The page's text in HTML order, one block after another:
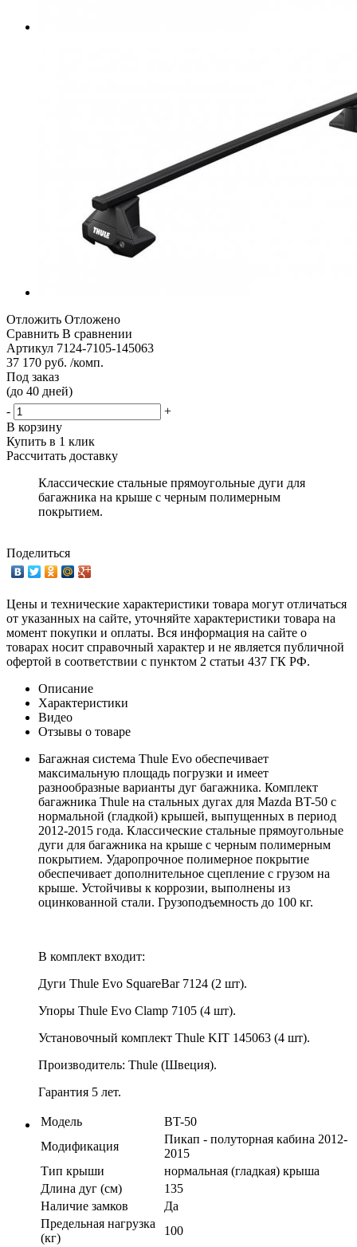
Отложить Отложено
Сравнить В сравнении
Артикул 7124-7105-145063
37 170 руб. /комп.
Под заказ
(до 40 дней)
-
+
В корзину
Купить в 1 клик
Рассчитать доставку
Классические стальные прямоугольные дуги для
багажника на крыше с черным полимерным
покрытием.
Поделиться
Цены и технические характеристики товара могут отличаться
от указанных на сайте, уточняйте характеристики товара на
момент покупки и оплаты. Вся информация на сайте о
товарах носит справочный характер и не является публичной
офертой в соответствии с пунктом 2 статьи 437 ГК РФ.
Описание
Характеристики
Видео
Отзывы о товаре
Багажная система Thule Evo обеспечивает
максимальную площадь погрузки и имеет
разнообразные варианты дуг багажника. Комплект
багажника Thule на стальных дугах для Mazda BT-50 с
нормальной (гладкой) крышей, выпущенных в период
2012-2015 года. Классические стальные прямоугольные
дуги для багажника на крыше с черным полимерным
покрытием. Ударопрочное полимерное покрытие
обеспечивает дополнительное сцепление с грузом на
крыше. Устойчивы к коррозии, выполнены из
оцинкованной стали. Грузоподъемность до 100 кг.
В комплект входит:
Дуги Thule Evo SquareBar 7124 (2 шт).
Упоры Thule Evo Clamp 7105 (4 шт).
Установочный комплект Thule KIT 145063 (4 шт).
Производитель: Thule (Швеция).
Гарантия 5 лет.
Модель
BT-50
Модификация
Пикап - полуторная кабина 2012-
2015
Тип крыши
нормальная (гладкая) крыша
Длина дуг (см)
135
Наличие замков
Да
Предельная нагрузка
(кг)
100